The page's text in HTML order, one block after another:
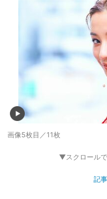
画像5枚目／11枚
▼スクロール
記